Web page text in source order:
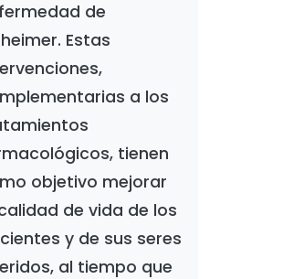
de
Estas
a los
tienen
objetivo mejorar
de vida de los
y de sus seres
al tiempo que